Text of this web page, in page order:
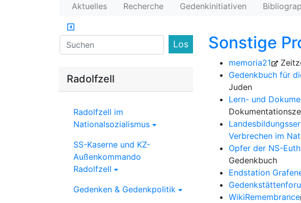
Aktuelles Recherche Gedenkinitiativen
Sonstige
memoria21
Gedenkbuch für
Juden
Lern- und
Verbrechen im
Opfer der NS-
Gedenkbuch
Endstation
WikiRemembrance
Find
Radolfzell
Radolfzell im
Nationalsozialismus
SS-Kaserne und KZ-
Außenkommando
Radolfzell
Gedenken & Gedenkpolitik